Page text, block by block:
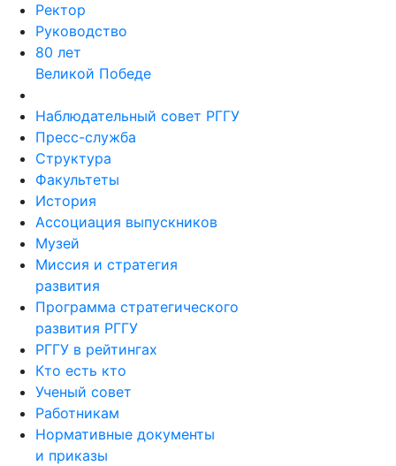
Ректор
Руководство
80 лет
Великой Победе
Наблюдательный совет РГГУ
Пресс-служба
Структура
Факультеты
История
Ассоциация выпускников
Музей
Миссия и стратегия
развития
Программа стратегического
развития РГГУ
РГГУ в рейтингах
Кто есть кто
Ученый совет
Работникам
Нормативные документы
и приказы